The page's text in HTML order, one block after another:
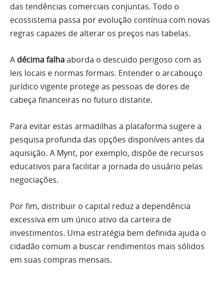
das tendências comerciais conjuntas. Todo o
ecossistema passa por evolução contínua com novas
regras capazes de alterar os preços nas tabelas.
A décima falhaaborda o descuido perigoso com as
leis locais e normas formais. Entender o arcabouço
jurídico vigente protege as pessoas de dores de
cabeça financeiras no futuro distante.
Para evitar estas armadilhas a plataforma sugere a
pesquisa profunda das opções disponíveis antes da
aquisição. A Mynt, por exemplo, dispõe de recursos
educativos para facilitar a jornada do usuário pelas
negociações.
Por fim, distribuir o capital reduz a dependência
excessiva em um único ativo da carteira de
investimentos. Uma estratégia bem definida ajuda o
cidadão comum a buscar rendimentos mais sólidos
em suas compras mensais.